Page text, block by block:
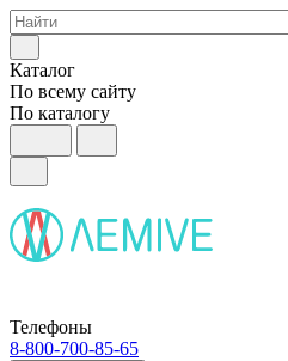
Каталог
По всему сайту
По каталогу
Телефоны
8-800-700-85-65